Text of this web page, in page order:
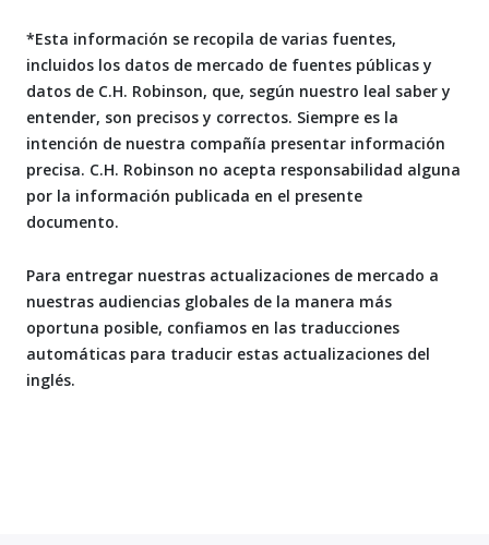
*Esta información se recopila de varias fuentes,
incluidos los datos de mercado de fuentes públicas y
datos de C.H. Robinson, que, según nuestro leal saber y
entender, son precisos y correctos. Siempre es la
intención de nuestra compañía presentar información
precisa. C.H. Robinson no acepta responsabilidad alguna
por la información publicada en el presente
documento.
Para entregar nuestras actualizaciones de mercado a
nuestras audiencias globales de la manera más
oportuna posible, confiamos en las traducciones
automáticas para traducir estas actualizaciones del
inglés.